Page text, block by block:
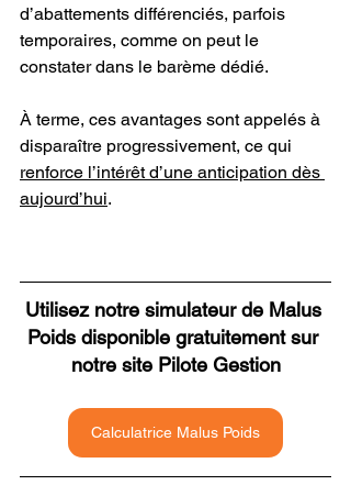
d’abattements différenciés, parfois
temporaires, comme on peut le
constater dans le barème dédié.
À terme, ces avantages sont appelés à
disparaître progressivement, ce qui
renforce l’intérêt d’une anticipation dès
aujourd’hui.
Utilisez notre simulateur de Malus
Poids disponible gratuitement sur
notre site Pilote Gestion
Calculatrice Malus Poids